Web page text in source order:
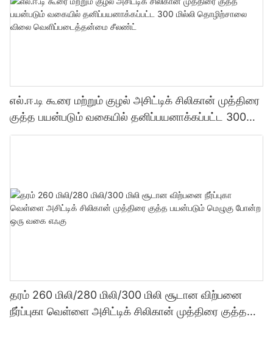
எல்.ஈ.டி கூரை மற்றும் குழல் அசிட்டிக் சிலிகான் முத்திரை
குத்த பயன்படும் வகையில் தனிப்பயனாக்கப்பட்ட 300
மில்லி தொழிற்சாலை விலை வெளிப்படைத்தன்மை
தரம் 260 மிலி/280 மிலி/300 மிலி சூடான விற்பனை
நீர்ப்புகா வெள்ளை அசிட்டிக் சிலிகான் முத்திரை குத்த